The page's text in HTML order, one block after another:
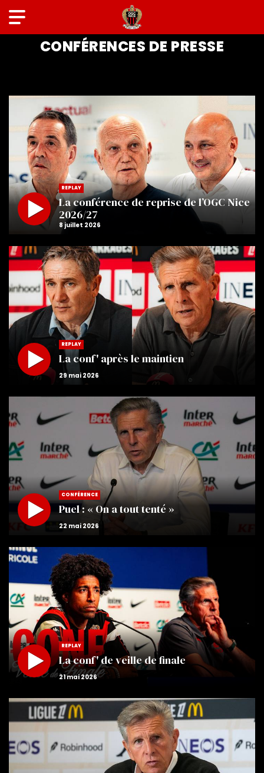
OGC NICE TV
CONFÉRENCES DE PRESSE
REPLAY
La conférence de reprise de l’OGC Nice
2026/27
REPLAY
La conf' après le maintien
CONFÉRENCE
Puel : « On a tout tenté »
REPLAY
La conf' de veille de finale